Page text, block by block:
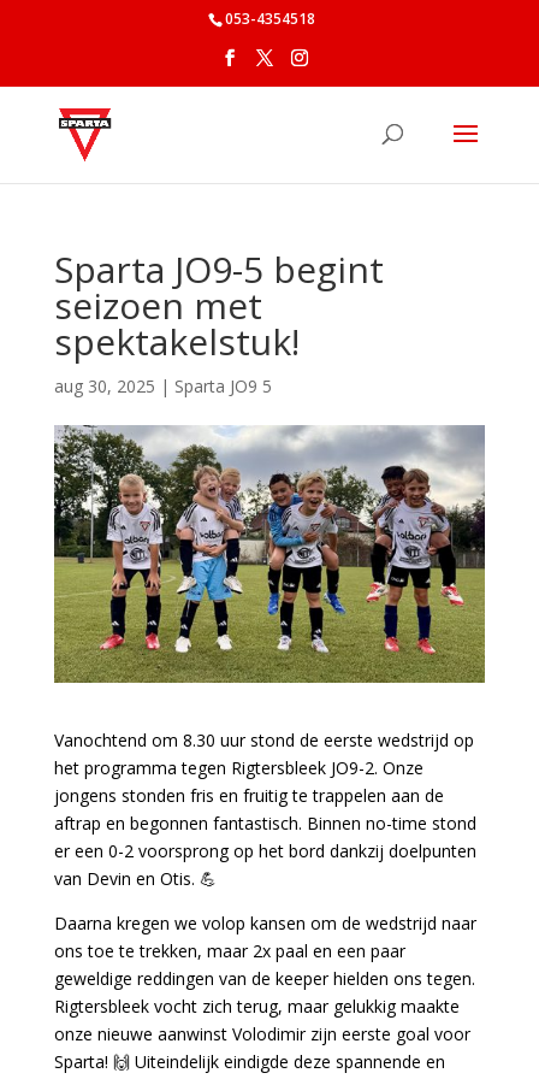
053-4354518
Sparta JO9-5 begint
seizoen met
spektakelstuk!
aug 30, 2025 | Sparta JO9 5
Vanochtend om 8.30 uur stond de eerste wedstrijd op
het programma tegen Rigtersbleek JO9-2. Onze
jongens stonden fris en fruitig te trappelen aan de
aftrap en begonnen fantastisch. Binnen no-time stond
er een 0-2 voorsprong op het bord dankzij doelpunten
van Devin en Otis. 💪
Daarna kregen we volop kansen om de wedstrijd naar
ons toe te trekken, maar 2x paal en een paar
geweldige reddingen van de keeper hielden ons tegen.
Rigtersbleek vocht zich terug, maar gelukkig maakte
onze nieuwe aanwinst Volodimir zijn eerste goal voor
Sparta! 🙌 Uiteindelijk eindigde deze spannende en